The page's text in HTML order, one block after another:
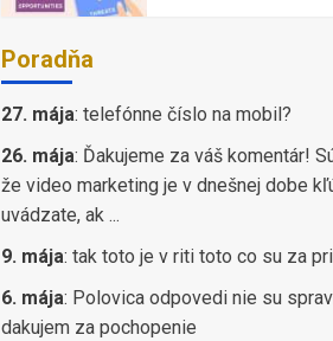
Poradňa
27. mája: telefónne číslo na mobil?
26. mája: Ďakujeme za váš komentár!
že video marketing je v dnešnej dobe
uvádzate, ak ...
9. mája: tak toto je v riti toto co su za
6. mája: Polovica odpovedi nie su
dakujem za pochopenie